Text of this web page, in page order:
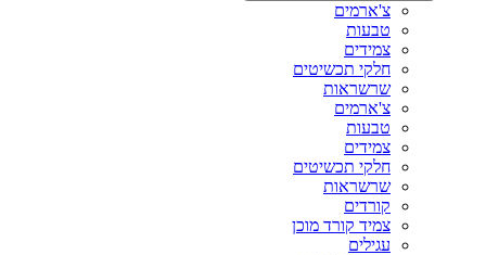
צ'ארמים
טבעות
צמידים
חלקי תכשיטים
שרשראות
צ'ארמים
טבעות
צמידים
חלקי תכשיטים
שרשראות
קורדים
צמיד קורד מוכן
עגילים